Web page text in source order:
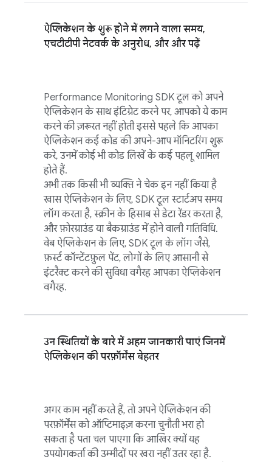
ऐप्लिकेशन के शुरू होने में लगने वाला समय,
एचटीटीपी नेटवर्क के अनुरोध, और और पढ़ें
Performance Monitoring SDK टूल को अपने
ऐप्लिकेशन के साथ इंटिग्रेट करने पर, आपको ये काम
करने की ज़रूरत नहीं होती इससे पहले कि आपका
ऐप्लिकेशन कई कोड की अपने-आप मॉनिटरिंग शुरू
करे, उनमें कोई भी कोड लिखें के कई पहलू शामिल
होते हैं.
अभी तक किसी भी व्यक्ति ने चेक इन नहीं किया है
खास ऐप्लिकेशन के लिए, SDK टूल स्टार्टअप समय
लॉग करता है, स्क्रीन के हिसाब से डेटा रेंडर करता है,
और फ़ोरग्राउंड या बैकग्राउंड में होने वाली गतिविधि.
वेब ऐप्लिकेशन के लिए, SDK टूल के लॉग जैसे,
फ़र्स्ट कॉन्टेंटफ़ुल पेंट, लोगों के लिए आसानी से
इंटरैक्ट करने की सुविधा वगैरह आपका ऐप्लिकेशन
वगैरह.
उन स्थितियों के बारे में अहम जानकारी पाएं जिनमें
ऐप्लिकेशन की परफ़ॉर्मेंस बेहतर
अगर काम नहीं करते हैं, तो अपने ऐप्लिकेशन की
परफ़ॉर्मेंस को ऑप्टिमाइज़ करना चुनौती भरा हो
सकता है पता चल पाएगा कि आखिर क्यों यह
उपयोगकर्ता की उम्मीदों पर खरा नहीं उतर रहा है.